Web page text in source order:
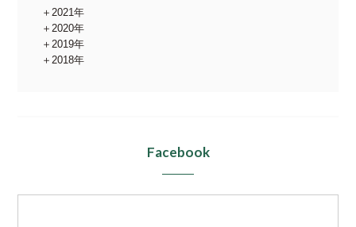
2021年
2020年
2019年
2018年
Facebook